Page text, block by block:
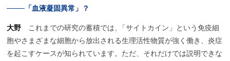
「血液凝固異常」？
大野これまでの研究の蓄積では
「サイトカイン」という免疫細
胞やさまざまな細胞から放出される生理活性物質が強く働き、炎症
を起こすケースが知られています。ただ、それだけでは説明できな